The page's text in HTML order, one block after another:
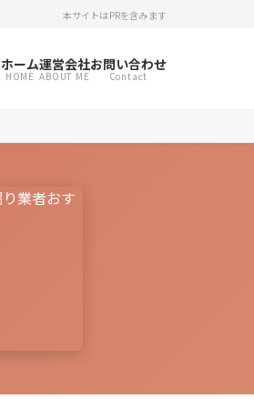
本サイトはPRを含みます
ホーム
HOME
運営会社
ABOUT ME
お問い合わせ
Contact